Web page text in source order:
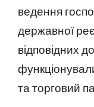
ведення
державної
відповідних
та торговий